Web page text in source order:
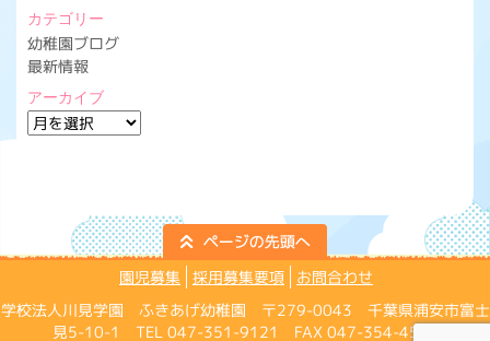
カテゴリー
幼稚園ブログ
最新情報
アーカイブ
ア
園児募集 採用募集要項
お問合わせ
学校法人川見学園 ふきあげ幼稚園 〒279-0043 千葉県浦安市富士
見5-10-1 TEL 047-351-9121 FAX 047-354-4574